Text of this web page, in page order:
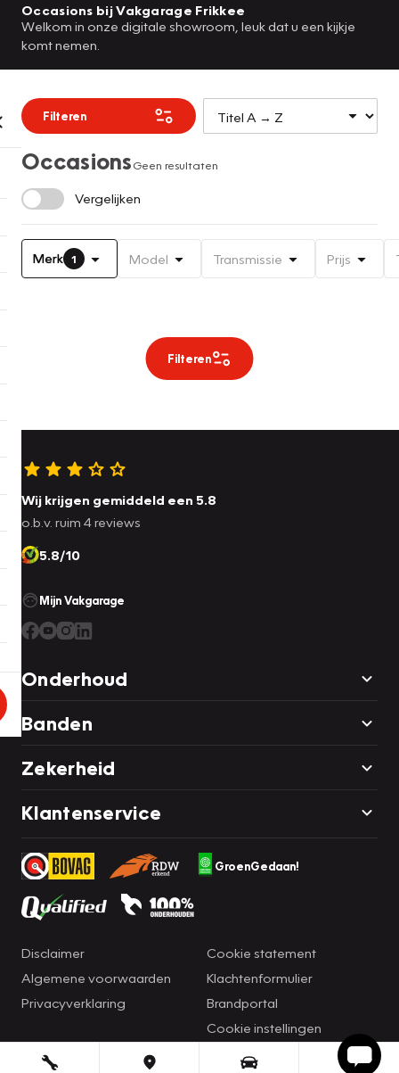
Occasions bij Vakgarage Frikkee
Welkom in onze digitale showroom, leuk dat u een kijkje
komt nemen.
Filteren
OccasionsGeen resultaten
Vergelijken
Merk 1 Model Transmissie Prijs
Filteren
Wij krijgen gemiddeld een 5.8
o.b.v. ruim 4 reviews
5.8/10
Mijn Vakgarage
Onderhoud
Banden
Zekerheid
Klantenservice
GroenGedaan!
Disclaimer
Algemene voorwaarden
Privacyverklaring
Cookie statement
Klachtenformulier
Brandportal
Cookie instellingen